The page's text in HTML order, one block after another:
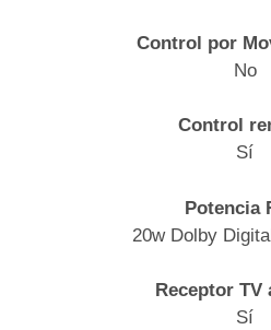
Control por
No
Control
Sí
Potencia
20w Dolby
Receptor TV
Sí